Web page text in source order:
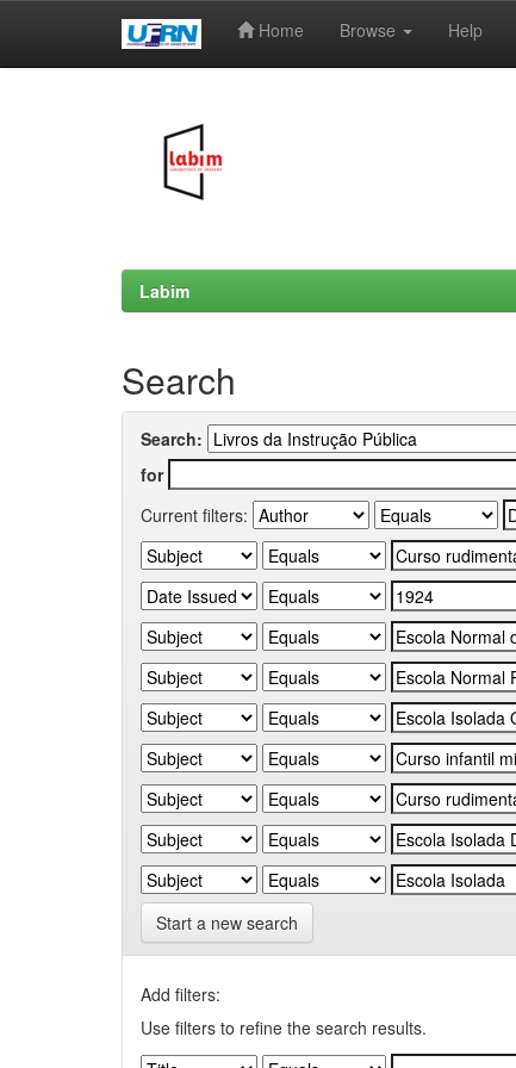
Home Browse Help
Labim
Search
Search:
for
Current filters:
Start a new search
Add filters:
Use filters to refine the search results.